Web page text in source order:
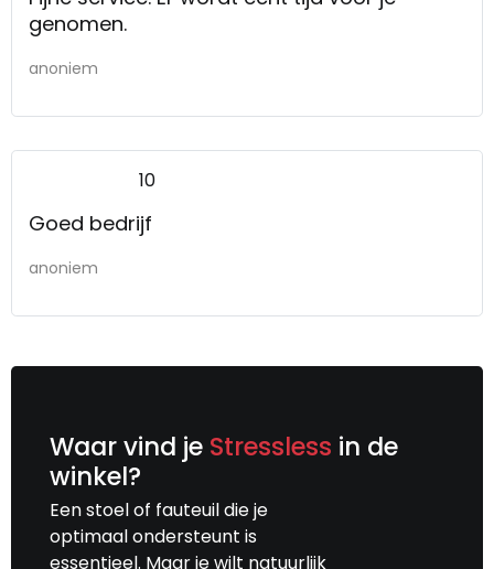
genomen.
anoniem
10
Goed bedrijf
anoniem
Waar vind je Stressless in de
winkel?
Een stoel of fauteuil die je
optimaal ondersteunt is
essentieel. Maar je wilt natuurlijk